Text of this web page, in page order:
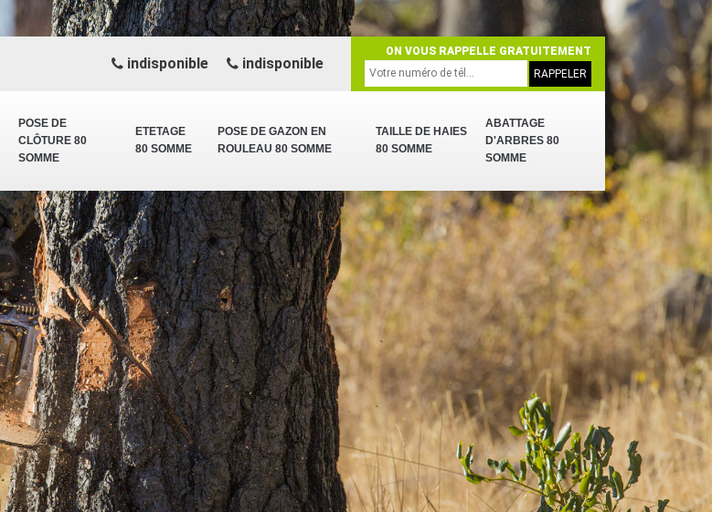
POSE DE
CLÔTURE 80
SOMME
ETETAGE
80 SOMME
POSE DE GAZON EN
ROULEAU 80 SOMME
TAILLE DE HAIES
80 SOMME
ABATTAGE
D'ARBRES 80
SOMME
indisponible indisponible
ON VOUS RAPPELLE GRATUITEMENT